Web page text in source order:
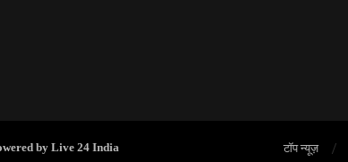
by Live 24 India टॉप न्यूज़